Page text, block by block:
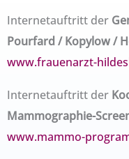
Internetauftritt der
Pourfard / Kopylow /
www.frauenarzt-
Internetauftritt der
Mammographie-
www.mammo-